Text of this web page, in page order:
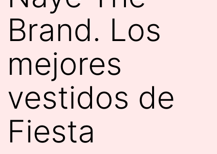
Brand. Los
mejores
vestidos de
Fiesta